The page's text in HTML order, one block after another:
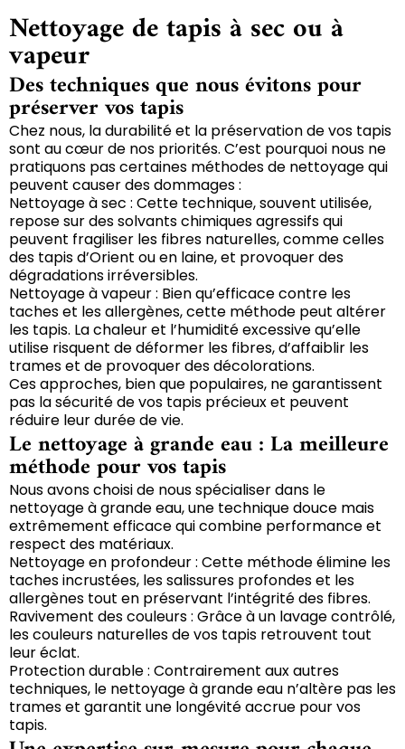
Nettoyage de tapis à sec ou à
vapeur
Des techniques que nous évitons pour
préserver vos tapis
Chez nous, la durabilité et la préservation de vos tapis
sont au cœur de nos priorités. C’est pourquoi nous ne
pratiquons pas certaines méthodes de nettoyage qui
peuvent causer des dommages :
Nettoyage à sec : Cette technique, souvent utilisée,
repose sur des solvants chimiques agressifs qui
peuvent fragiliser les fibres naturelles, comme celles
des tapis d’Orient ou en laine, et provoquer des
dégradations irréversibles.
Nettoyage à vapeur : Bien qu’efficace contre les
taches et les allergènes, cette méthode peut altérer
les tapis. La chaleur et l’humidité excessive qu’elle
utilise risquent de déformer les fibres, d’affaiblir les
trames et de provoquer des décolorations.
Ces approches, bien que populaires, ne garantissent
pas la sécurité de vos tapis précieux et peuvent
réduire leur durée de vie.
Le nettoyage à grande eau : La meilleure
méthode pour vos tapis
Nous avons choisi de nous spécialiser dans le
nettoyage à grande eau, une technique douce mais
extrêmement efficace qui combine performance et
respect des matériaux.
Nettoyage en profondeur : Cette méthode élimine les
taches incrustées, les salissures profondes et les
allergènes tout en préservant l’intégrité des fibres.
Ravivement des couleurs : Grâce à un lavage contrôlé,
les couleurs naturelles de vos tapis retrouvent tout
leur éclat.
Protection durable : Contrairement aux autres
techniques, le nettoyage à grande eau n’altère pas les
trames et garantit une longévité accrue pour vos
tapis.